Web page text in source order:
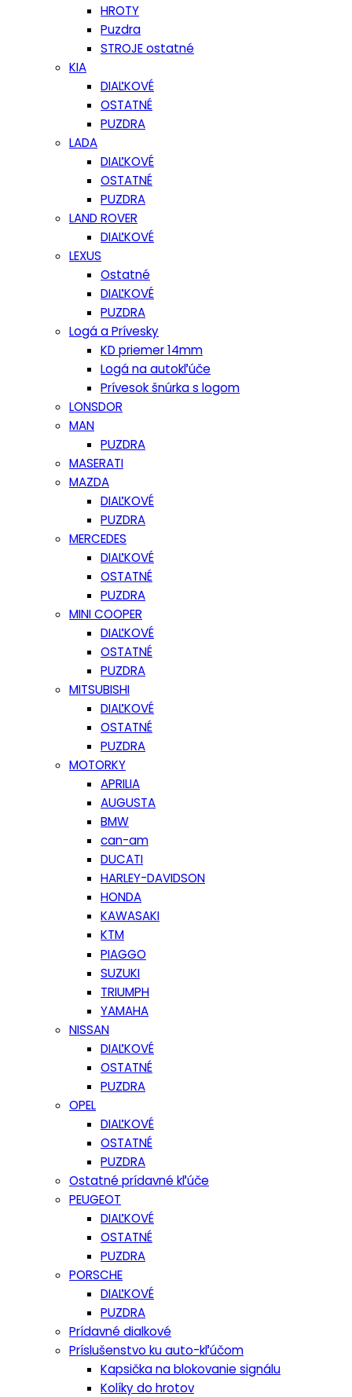
HROTY
Puzdra
STROJE ostatné
KIA
DIAĽKOVÉ
OSTATNÉ
PUZDRA
LADA
DIAĽKOVÉ
OSTATNÉ
PUZDRA
LAND ROVER
DIAĽKOVÉ
LEXUS
Ostatné
DIAĽKOVÉ
PUZDRA
Logá a Prívesky
KD priemer 14mm
Logá na autokľúče
Prívesok šnúrka s logom
LONSDOR
MAN
PUZDRA
MASERATI
MAZDA
DIAĽKOVÉ
PUZDRA
MERCEDES
DIAĽKOVÉ
OSTATNÉ
PUZDRA
MINI COOPER
DIAĽKOVÉ
OSTATNÉ
PUZDRA
MITSUBISHI
DIAĽKOVÉ
OSTATNÉ
PUZDRA
MOTORKY
APRILIA
AUGUSTA
BMW
can-am
DUCATI
HARLEY-DAVIDSON
HONDA
KAWASAKI
KTM
PIAGGO
SUZUKI
TRIUMPH
YAMAHA
NISSAN
DIAĽKOVÉ
OSTATNÉ
PUZDRA
OPEL
DIAĽKOVÉ
OSTATNÉ
PUZDRA
Ostatné prídavné kľúče
PEUGEOT
DIAĽKOVÉ
OSTATNÉ
PUZDRA
PORSCHE
DIAĽKOVÉ
PUZDRA
Prídavné dialkové
Príslušenstvo ku auto-kľúčom
Kapsička na blokovanie signálu
Kolíky do hrotov